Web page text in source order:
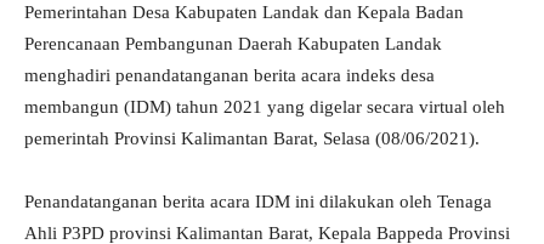
Pemerintahan Desa Kabupaten Landak dan Kepala Badan
Perencanaan Pembangunan Daerah Kabupaten Landak
menghadiri penandatanganan berita acara indeks desa
membangun (IDM) tahun 2021 yang digelar secara virtual oleh
pemerintah Provinsi Kalimantan Barat, Selasa (08/06/2021).
Penandatanganan berita acara IDM ini dilakukan oleh Tenaga
Ahli P3PD provinsi Kalimantan Barat, Kepala Bappeda Provinsi